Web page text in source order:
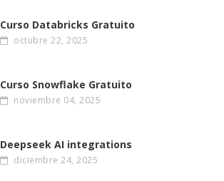
Curso Databricks Gratuito
octubre 22, 2025
Curso Snowflake Gratuito
noviembre 04, 2025
Deepseek AI integrations
diciembre 24, 2025